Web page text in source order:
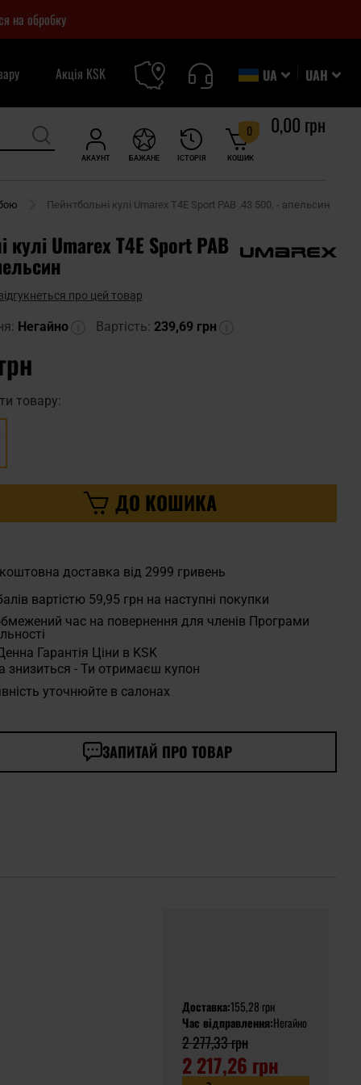
на обробку
UAH
UA
Акція KSK
АКАУНТ ІСТОРІЯ
БАЖАНЕ КОШИК
0 0,00 грн
Пейнтбольні кулі Umarex T4E Sport PAB .43 500. - апельсин
кулі Umarex T4E Sport PAB
про цей товар
Негайно Вартість: 239,69 грн
товару:
ДО КОШИКА
доставка від 2999 гривень
вартістю 59,95 грн на наступні покупки
час на повернення для членів Програми
Гарантія Ціни в KSK
знизиться - Ти отримаєш купон
уточнюйте в салонах
ЗАПИТАЙ ПРО ТОВАР
Доставка:155,28 грн
Час відправлення:Негайно
2 277,33 грн
2 217,26 грн